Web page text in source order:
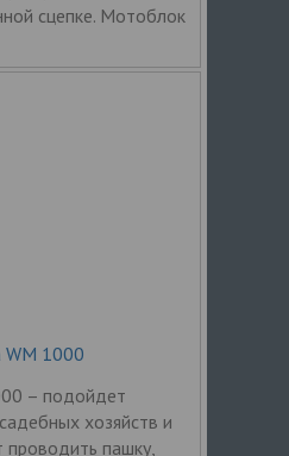
сцепке. Мотоблок
WM 1000
– подойдет
хозяйств и
пашку,